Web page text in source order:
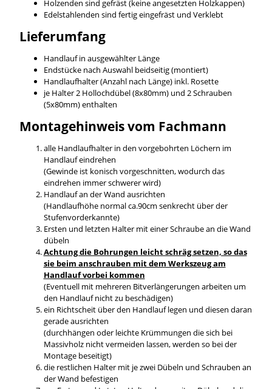
Holzenden sind gefräst (keine angesetzten Holzkappen)
Edelstahlenden sind fertig eingefräst und Verklebt
Lieferumfang
Handlauf in ausgewählter Länge
Endstücke nach Auswahl beidseitig (montiert)
Handlaufhalter (Anzahl nach Länge) inkl. Rosette
je Halter 2 Hollochdübel (8x80mm) und 2 Schrauben
(5x80mm) enthalten
Montagehinweis vom Fachmann
alle Handlaufhalter in den vorgebohrten Löchern im
Handlauf eindrehen
(Gewinde ist konisch vorgeschnitten, wodurch das
eindrehen immer schwerer wird)
Handlauf an der Wand ausrichten
(Handlaufhöhe normal ca.90cm senkrecht über der
Stufenvorderkannte)
Ersten und letzten Halter mit einer Schraube an die Wand
dübeln
Achtung die Bohrungen leicht schräg setzen, so das
sie beim anschrauben mit dem Werkszeug am
Handlauf vorbei kommen
(Eventuell mit mehreren Bitverlängerungen arbeiten um
den Handlauf nicht zu beschädigen)
ein Richtscheit über den Handlauf legen und diesen daran
gerade ausrichten
(durchhängen oder leichte Krümmungen die sich bei
Massivholz nicht vermeiden lassen, werden so bei der
Montage beseitigt)
die restlichen Halter mit je zwei Dübeln und Schrauben an
der Wand befestigen